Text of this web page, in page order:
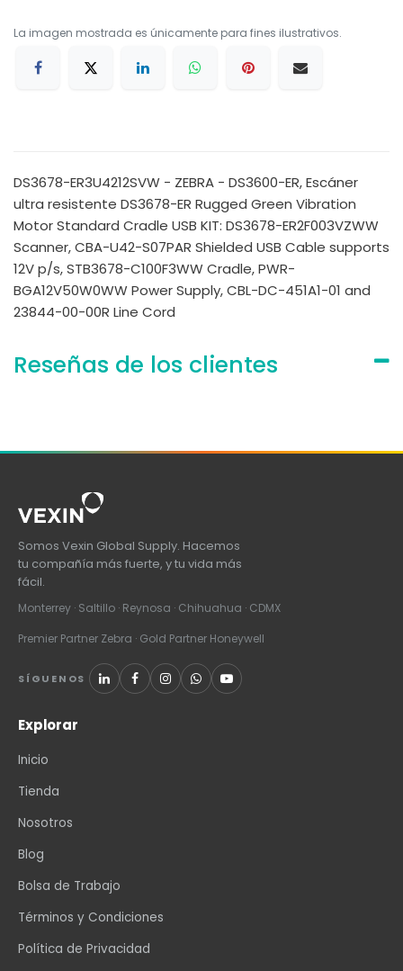
La imagen mostrada es únicamente para fines ilustrativos.
DS3678-ER3U4212SVW - ZEBRA - DS3600-ER, Escáner
ultra resistente DS3678-ER Rugged Green Vibration
Motor Standard Cradle USB KIT: DS3678-ER2F003VZWW
Scanner, CBA-U42-S07PAR Shielded USB Cable supports
12V p/s, STB3678-C100F3WW Cradle, PWR-
BGA12V50W0WW Power Supply, CBL-DC-451A1-01 and
23844-00-00R Line Cord
Reseñas de los clientes
Somos Vexin Global Supply. Hacemos
tu compañía más fuerte, y tu vida más
fácil.
Monterrey · Saltillo · Reynosa · Chihuahua · CDMX
Premier Partner Zebra · Gold Partner Honeywell
SÍGUENOS
Explorar
Inicio
Tienda
Nosotros
Blog
Bolsa de Trabajo
Términos y Condiciones
Política de Privacidad